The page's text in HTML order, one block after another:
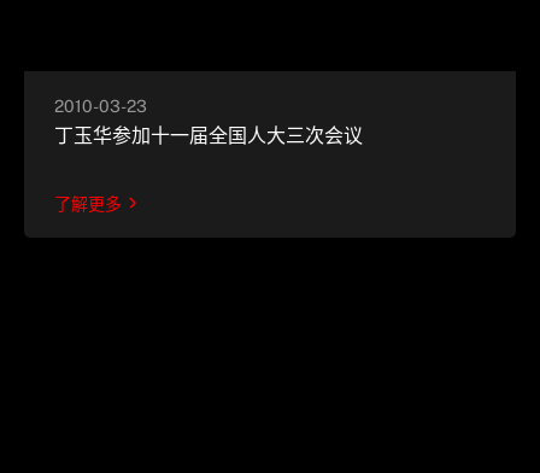
2010-03-23
丁玉华参加十一届全国人大三次会议
了解更多